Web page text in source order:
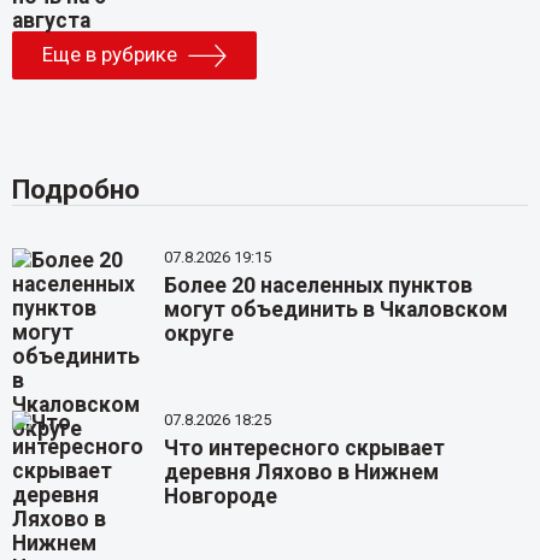
Еще в рубрике
Подробно
07.8.2026 19:15
Более 20 населенных пунктов
могут объединить в Чкаловском
округе
07.8.2026 18:25
Что интересного скрывает
деревня Ляхово в Нижнем
Новгороде